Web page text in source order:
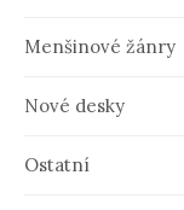
Menšinové žánry
Nové desky
Ostatní